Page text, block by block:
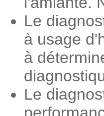
Le
à usage
à
Le